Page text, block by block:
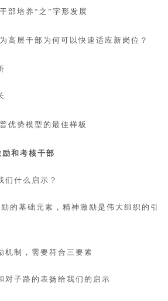
部培养“之”字形发展
高层干部为何可以快速适应新岗位？
优势模型的最佳样板
和考核干部
们什么启示？
的基础元素，精神激励是伟大组织的引
机制，需要符合三要素
对子路的表扬给我们的启示